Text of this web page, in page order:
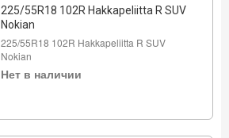
225/55R18 102R Hakkapeliitta R SUV
Nokian
225/55R18 102R Hakkapeliitta R SUV
Nokian
Нет в наличии